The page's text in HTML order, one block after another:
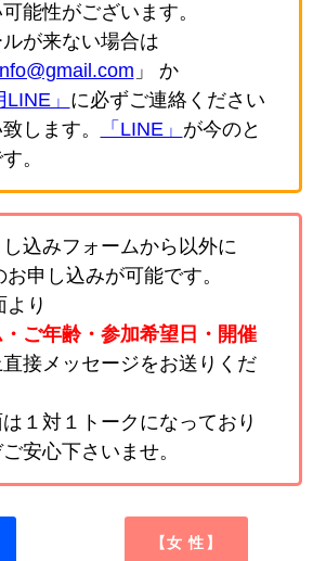
能性がございます。
が来ない場合は
」 か
」 に必ずご連絡ください
します。
「LINE」 が今のと
。
込みフォームから以外に
申し込みが可能です。
より
ご年齢・参加希望日・開催
接メッセージをお送りくだ
１対１トークになっており
安心下さいませ。
【女 性】